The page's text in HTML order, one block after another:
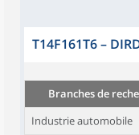
T14F161T6–
Branches de
Industrie automobile